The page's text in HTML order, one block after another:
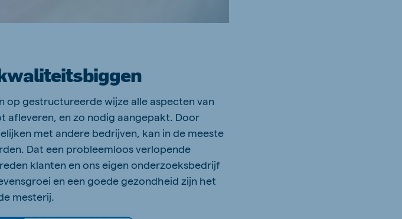
op gestructureerde wijze alle aspecten van
en zo nodig aangepakt. Door
met andere bedrijven, kan in de meeste
Dat een probleemloos verlopende
klanten en ons eigen onderzoeksbedrijf
en een goede gezondheid zijn het
mesterij.